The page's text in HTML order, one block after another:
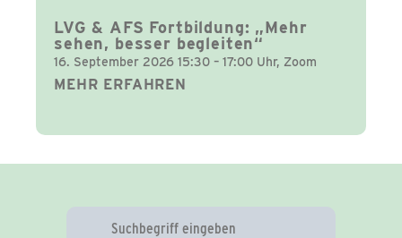
LVG & AFS Fortbildung: „Mehr
sehen, besser begleiten“
16. September 2026 15:30 – 17:00 Uhr, Zoom
MEHR ERFAHREN